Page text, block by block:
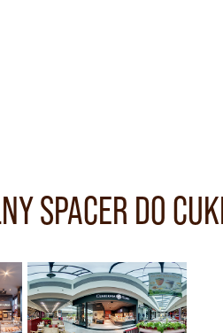
SPACER DO